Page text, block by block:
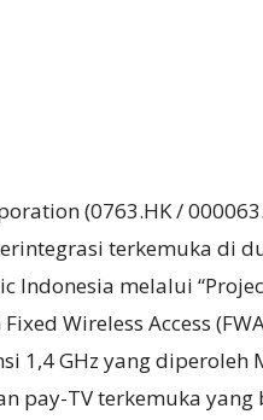
(0763.HK /
terkemuka di
Indonesia melalui
Wireless Access
1,4 GHz yang diperoleh
pay-TV terkemuka yang